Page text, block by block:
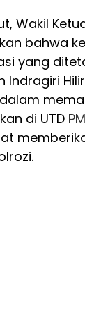
Wakil
bahwa
yang
di UTD